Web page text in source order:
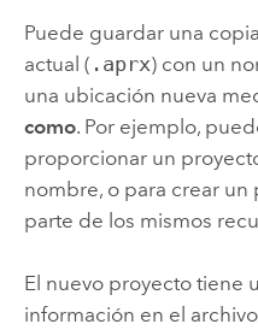
Puede guardar una
actual ( .aprx) con un
una ubicación nueva
como. Por ejemplo,
proporcionar un
nombre, o para crear
parte de los mismos
El nuevo proyecto tiene
información en el